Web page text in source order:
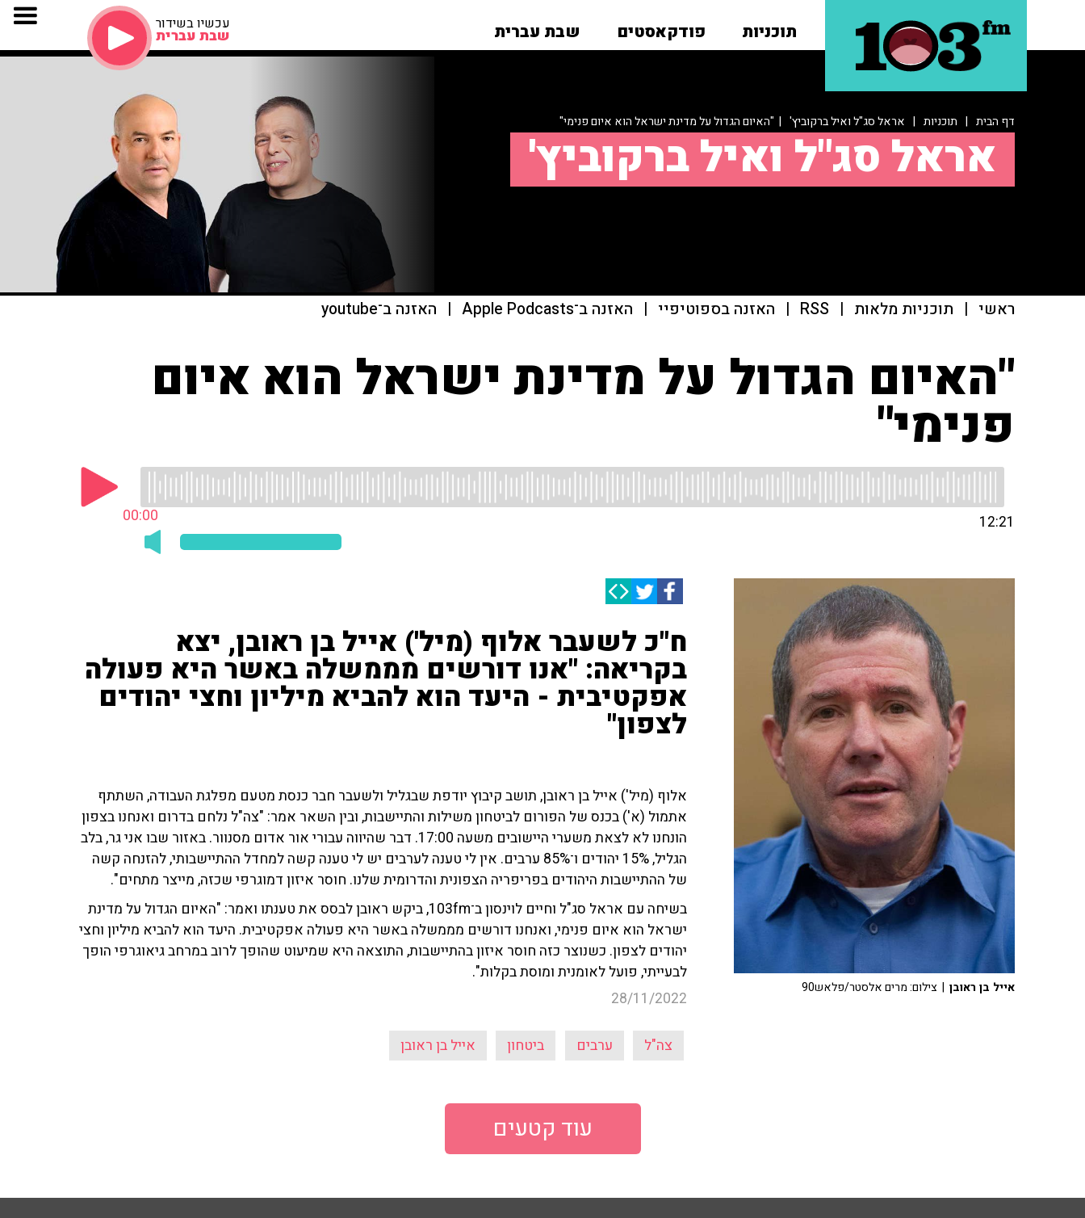
תוכניות פודקאסטים שבת עברית עכשיו בשידור
שבת עברית
דף הבית | תוכניות | אראל סג"ל ואיל ברקוביץ' | "האיום הגדול על מדינת ישראל הוא איום פנימי"
אראל סג"ל ואיל ברקוביץ'
ראשי | תוכניות מלאות |
RSS
| האזנה בספוטיפיי | האזנה ב־Apple Podcasts | האזנה ב־youtube
"האיום הגדול על מדינת ישראל הוא איום
פנימי"
00:00 12:21
ח"כ לשעבר אלוף (מיל') אייל בן ראובן, יצא
בקריאה: "אנו דורשים מממשלה באשר היא פעולה
אפקטיבית - היעד הוא להביא מיליון וחצי יהודים
לצפון"
אלוף (מיל') אייל בן ראובן, תושב קיבוץ יודפת שבגליל ולשעבר חבר כנסת מטעם מפלגת העבודה, השתתף
אתמול (א') בכנס של הפורום לביטחון משילות והתיישבות, ובין השאר אמר: "צה"ל נלחם בדרום ואנחנו בצפון
הונחנו לא לצאת משערי היישובים משעה 17:00. דבר שהיווה עבורי אור אדום מסנוור. באזור שבו אני גר, בלב
הגליל, 15% יהודים ו־85% ערבים. אין לי טענה לערבים יש לי טענה קשה למחדל ההתיישבותי, להזנחה קשה
של ההתיישבות היהודים בפריפריה הצפונית והדרומית שלנו. חוסר איזון דמוגרפי שכזה, מייצר מתחים".
בשיחה עם אראל סג"ל וחיים לוינסון ב־103fm, ביקש ראובן לבסס את טענתו ואמר: "האיום הגדול על מדינת
ישראל הוא איום פנימי, ואנחנו דורשים מממשלה באשר היא פעולה אפקטיבית. היעד הוא להביא מיליון וחצי
יהודים לצפון. כשנוצר כזה חוסר איזון בהתיישבות, התוצאה היא שמיעוט שהופך לרוב במרחב גיאוגרפי הופך
לבעייתי, פועל לאומנית ומוסת בקלות".
28/11/2022
צה"ל ערבים ביטחון אייל בן ראובן
אייל בן ראובן | צילום: מרים אלסטר/פלאש90
עוד קטעים